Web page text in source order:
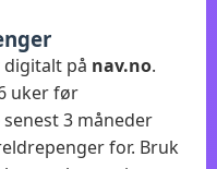
på nav.no.
uker før
3 måneder
for. Bruk